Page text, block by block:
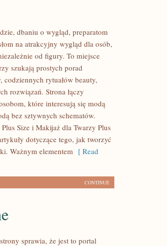
dbaniu o wygląd, preparatom
na atrakcyjny wygląd dla osób,
od figury. To miejsce
szukają prostych porad
rytuałów beauty,
rozwiązań. Strona łączy
które interesują się modą
bez sztywnych schematów.
Size i Makijaż dla Twarzy Plus
dotyczące tego, jak tworzyć
Ważnym elementem [ Read
CONTINUE
sprawia, że jest to portal